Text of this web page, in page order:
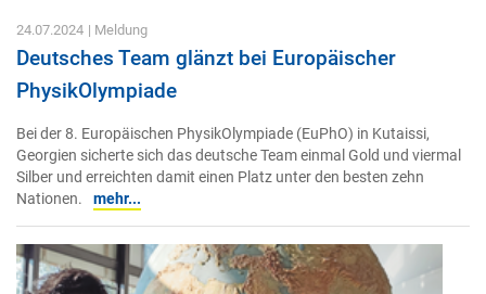
24.07.2024 | Meldung
Deutsches Team glänzt bei Europäischer
PhysikOlympiade
Bei der 8. Europäischen PhysikOlympiade (EuPhO) in Kutaissi,
Georgien sicherte sich das deutsche Team einmal Gold und viermal
Silber und erreichten damit einen Platz unter den besten zehn
Nationen.
mehr...